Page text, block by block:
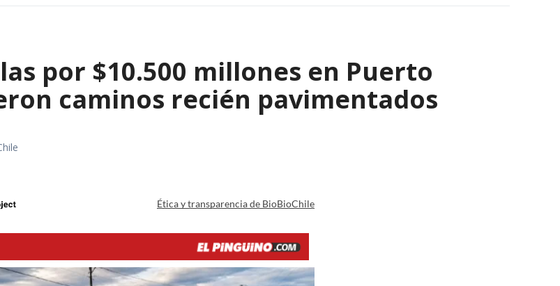
por $10.500 millones en Puerto
caminos recién pavimentados
Ética y transparencia de BioBioChile